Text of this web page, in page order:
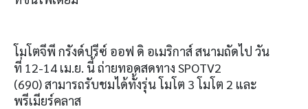
โมโตจีพี กรังด์ปรีซ์ ออฟ ดิ อเมริกาส์ สนามถัดไป วัน
ที่ 12-14 เม.ย. นี้ ถ่ายทอดสดทาง SPOTV2
(690)สามารถรับชมได้ทั้งรุ่น โมโต 3โมโต 2 และ
พรีเมียร์คลาส